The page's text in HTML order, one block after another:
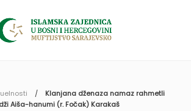
Klanjana dženaza namaz rahmetli
Aiša-hanumi (r. Fočak) Karakaš